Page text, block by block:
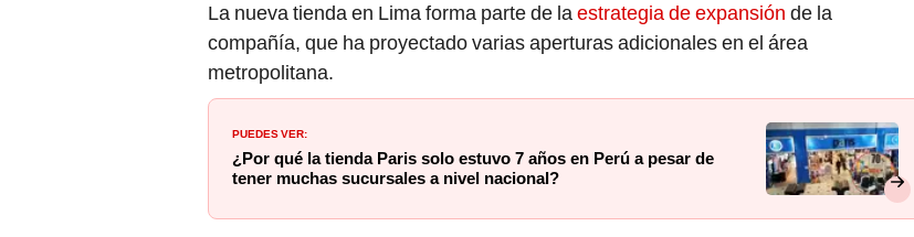
La nueva tienda en Lima forma parte de laestrategia de expansión de la
compañía, que ha proyectado varias aperturas adicionales en el área
metropolitana.
PUEDES VER:
¿Por qué la tienda Paris solo estuvo 7 años en Perú a pesar de
tener muchas sucursales a nivel nacional?